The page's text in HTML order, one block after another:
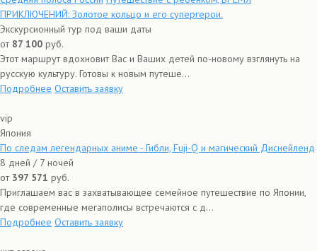
ПРИКЛЮЧЕНИЙ: Золотое кольцо и его супергерои.
Экскурсионный тур под ваши даты
от 87 100 руб.
Этот маршрут вдохновит Вас и Ваших детей по-новому взглянуть на
русскую культуру. Готовы к новым путеше...
Подробнее Оставить заявку
vip
Япония
По следам легендарных аниме - Гибли, Fuji-Q и магический Диснейленд
8 дней / 7 ночей
от 397 571 руб.
Приглашаем вас в захватывающее семейное путешествие по Японии,
где современные мегаполисы встречаются с д...
Подробнее Оставить заявку